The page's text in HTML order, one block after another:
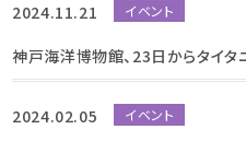
2024.11.21 イベント
神戸海洋博物館、23日からタイタ
2024.02.05 イベント